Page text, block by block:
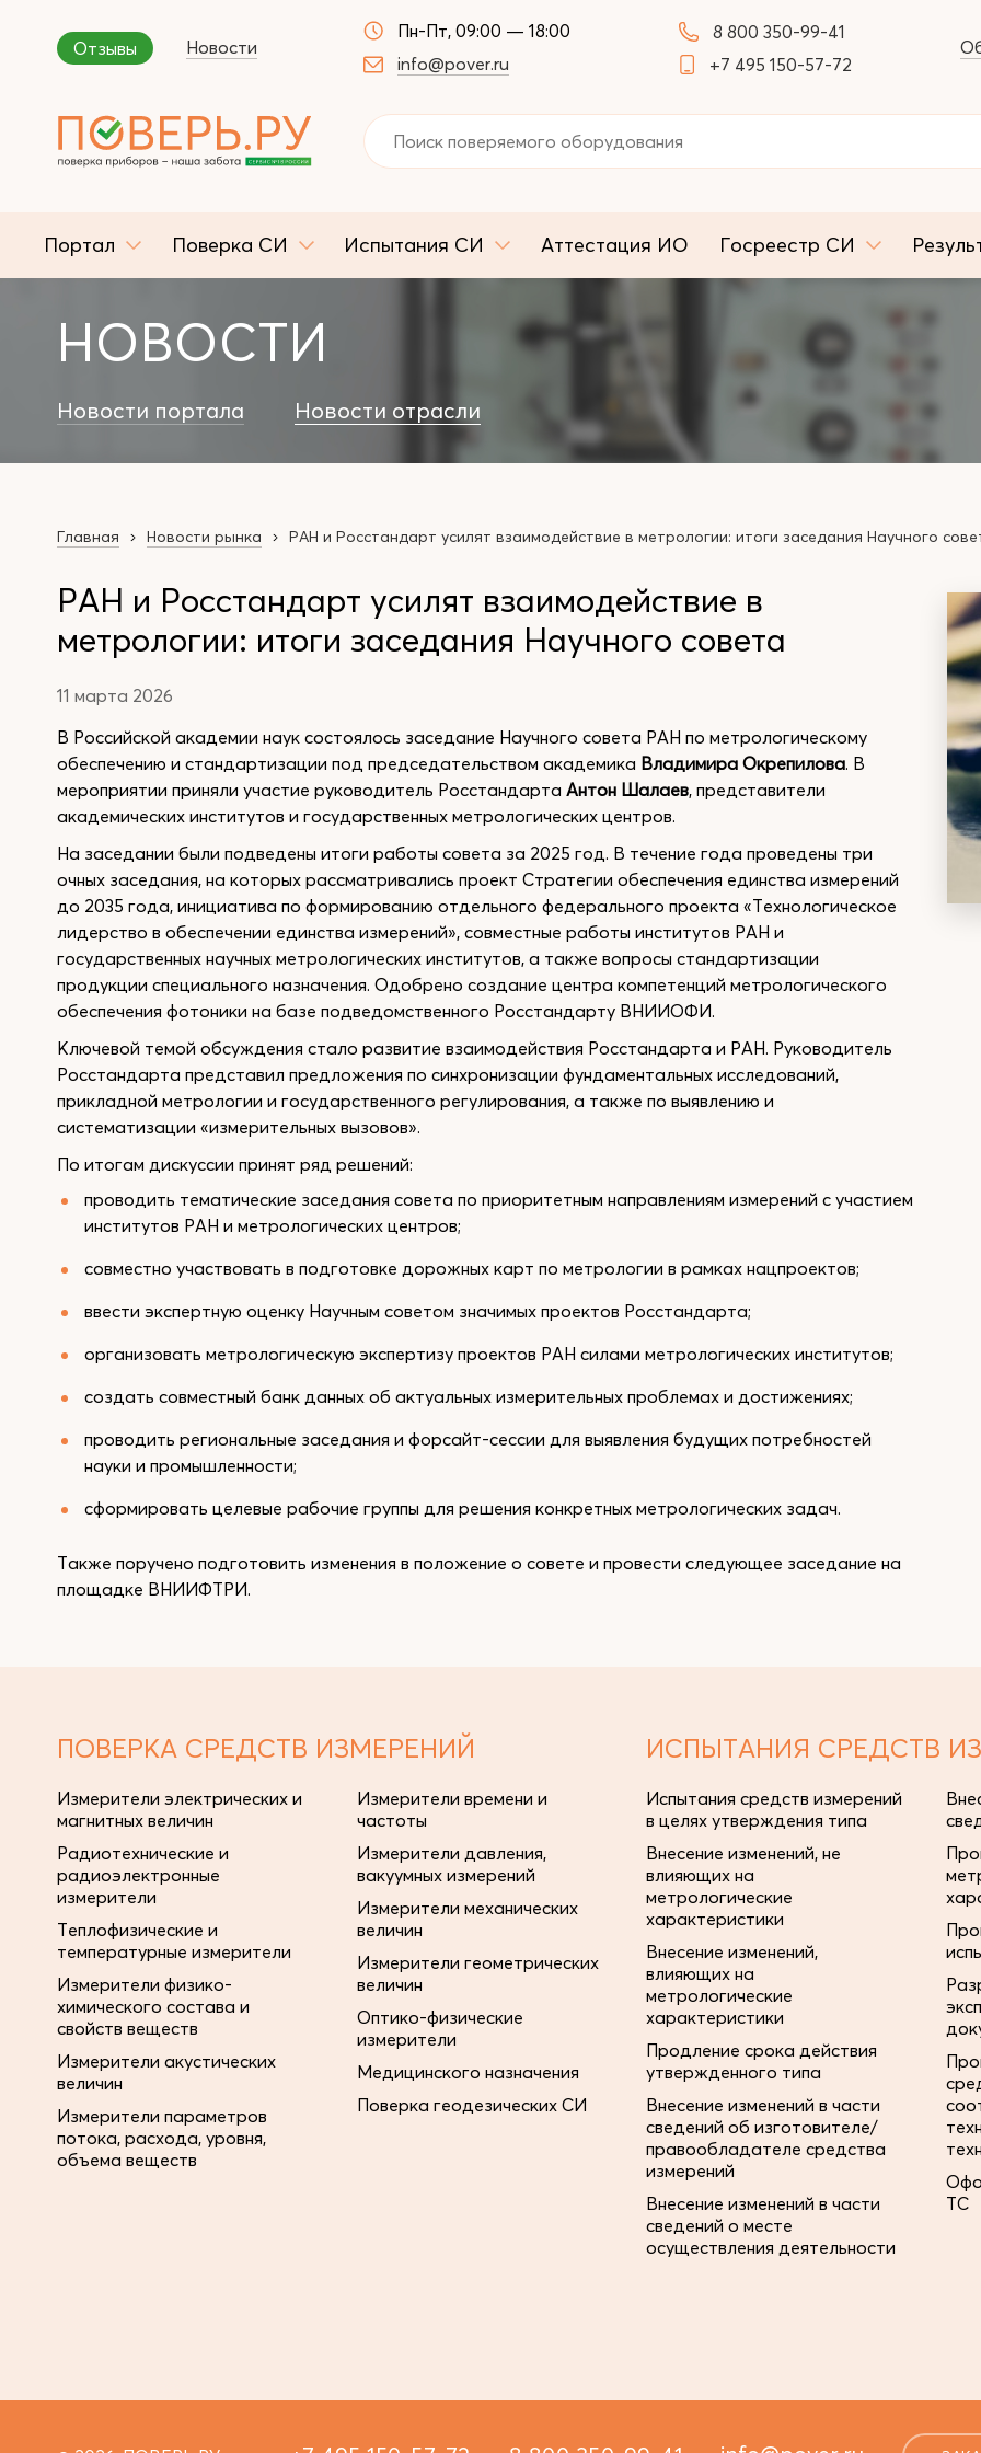
Отзывы Новости
Пн-Пт, 09:00 — 18:00
info@pover.ru
8 800 350-99-41
+7 495 150-57-72
Портал Поверка СИ Испытания СИ Аттестация ИО Госреестр СИ
НОВОСТИ
Новости портала Новости отрасли
Главная Новости рынка РАН и Росстандарт усилят взаимодействие в метрологии: итоги заседания Научного
РАН и Росстандарт усилят взаимодействие в
метрологии: итоги заседания Научного совета
11 марта 2026
В Российской академии наук состоялось заседание Научного совета РАН по метрологическому
обеспечению и стандартизации под председательством академика Владимира Окрепилова. В
мероприятии приняли участие руководитель Росстандарта Антон Шалаев, представители
академических институтов и государственных метрологических центров.
На заседании были подведены итоги работы совета за 2025 год. В течение года проведены три
очных заседания, на которых рассматривались проект Стратегии обеспечения единства измерений
до 2035 года, инициатива по формированию отдельного федерального проекта «Технологическое
лидерство в обеспечении единства измерений», совместные работы институтов РАН и
государственных научных метрологических институтов, а также вопросы стандартизации
продукции специального назначения. Одобрено создание центра компетенций метрологического
обеспечения фотоники на базе подведомственного Росстандарту ВНИИОФИ.
Ключевой темой обсуждения стало развитие взаимодействия Росстандарта и РАН. Руководитель
Росстандарта представил предложения по синхронизации фундаментальных исследований,
прикладной метрологии и государственного регулирования, а также по выявлению и
систематизации «измерительных вызовов».
По итогам дискуссии принят ряд решений:
проводить тематические заседания совета по приоритетным направлениям измерений с участием
институтов РАН и метрологических центров;
совместно участвовать в подготовке дорожных карт по метрологии в рамках нацпроектов;
ввести экспертную оценку Научным советом значимых проектов Росстандарта;
организовать метрологическую экспертизу проектов РАН силами метрологических институтов;
создать совместный банк данных об актуальных измерительных проблемах и достижениях;
проводить региональные заседания и форсайт-сессии для выявления будущих потребностей
науки и промышленности;
сформировать целевые рабочие группы для решения конкретных метрологических задач.
Также поручено подготовить изменения в положение о совете и провести следующее заседание на
площадке ВНИИФТРИ.
ПОВЕРКА СРЕДСТВ ИЗМЕРЕНИЙ
Измерители электрических и
магнитных величин
Радиотехнические и
радиоэлектронные
измерители
Теплофизические и
температурные измерители
Измерители физико-
химического состава и
свойств веществ
Измерители акустических
величин
Измерители параметров
потока, расхода, уровня,
объема веществ
Измерители времени и
частоты
Измерители давления,
вакуумных измерений
Измерители механических
величин
Измерители геометрических
величин
Оптико-физические
измерители
Медицинского назначения
Поверка геодезических СИ
ИСПЫТАНИЯ СРЕДСТВ
Испытания средств измерений
в целях утверждения типа
Внесение изменений, не
влияющих на
метрологические
характеристики
Внесение изменений,
влияющих на
метрологические
характеристики
Продление срока действия
утвержденного типа
Внесение изменений в части
сведений об изготовителе/
правообладателе средства
измерений
Внесение изменений в части
сведений о месте
осуществления деятельности
ТС